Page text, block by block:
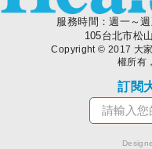
服務時間：週一～
105台北市松
Copyright © 2017 大
權所有
訂閱